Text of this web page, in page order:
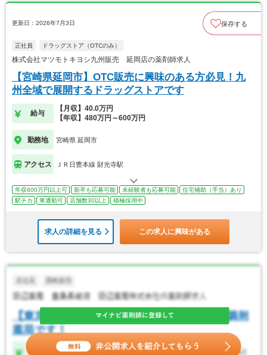
更新日：2026年7月3日 保存する
正社員 ドラッグストア（OTCのみ）
株式会社マツモトキヨシ九州販売 延岡店の薬剤師求人
【宮崎県延岡市】OTC販売に興味のある方必見！九
州全域で展開するドラッグストアです
給与
【月収】40.0万円
【年収】480万円～600万円
勤務地 宮崎県 延岡市
アクセス ＪＲ日豊本線 財光寺駅
年収600万円以上可 新卒も応募可能 未経験者も応募可能
住宅補助（手当）あり
駅チカ
車通勤可 店舗数30以上 積極採用中
求人の詳細を見る この求人に興味がある